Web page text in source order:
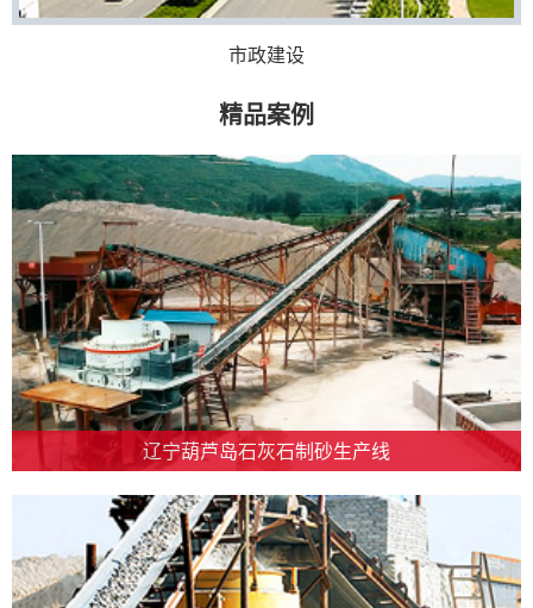
市政建设
精品案例
辽宁葫芦岛石灰石制砂生产线